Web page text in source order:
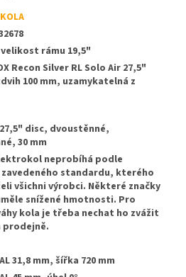
velikost rámu 19,5"
Recon Silver RL Solo Air 27,5"
100 mm, uzamykatelná z
27,5" disc, dvoustěnné,
30 mm
neprobíhá podle
zavedeného standardu, kterého
všichni výrobci. Některé značky
snížené hmotnosti. Pro
kola je třeba nechat ho zvážit
prodejně.
AL 31,8 mm, šířka 720 mm